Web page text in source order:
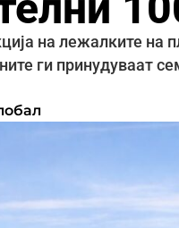
на лежалките
ги принудуваат